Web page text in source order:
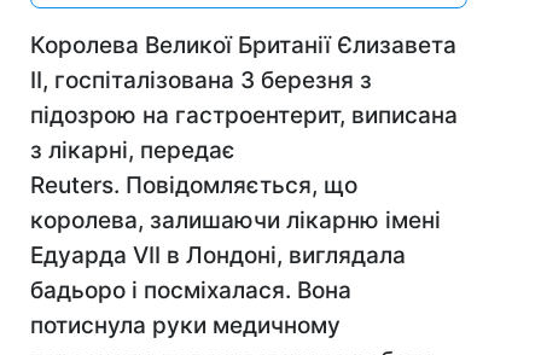
Королева Великої Британії Єлизавета
II, госпіталізована 3 березня з
підозрою на гастроентерит, виписана
з лікарні, передає
Reuters. Повідомляється, що
королева, залишаючи лікарню імені
Едуарда VII в Лондоні, виглядала
бадьоро і посміхалася. Вона
потиснула руки медичному